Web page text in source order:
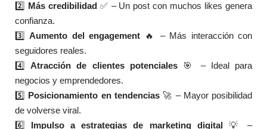
2️⃣ Más credibilidad✅ – Un post con muchos likes genera
confianza.
3️⃣Aumento del engagement 🔥 – Más interacción con
seguidores reales.
4️⃣Atracción de clientes potenciales🎯 – Ideal para
negocios y emprendedores.
5️⃣ Posicionamiento en tendencias🚀 – Mayor posibilidad
de volverse viral.
6️⃣ Impulso a estrategias de marketing digital💡 –